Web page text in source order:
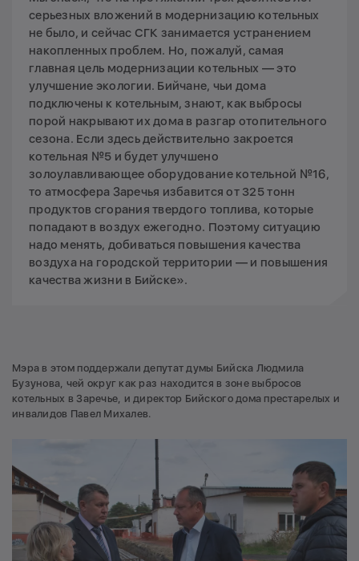
серьезных вложений в модернизацию котельных
не было, и сейчас СГК занимается устранением
накопленных проблем. Но, пожалуй, самая
главная цель модернизации котельных — это
улучшение экологии. Бийчане, чьи дома
подключены к котельным, знают, как выбросы
порой накрывают их дома в разгар отопительного
сезона. Если здесь действительно закроется
котельная №5 и будет улучшено
золоулавливающее оборудование котельной №16,
то атмосфера Заречья избавится от 325 тонн
продуктов сгорания твердого топлива, которые
попадают в воздух ежегодно. Поэтому ситуацию
надо менять, добиваться повышения качества
воздуха на городской территории — и повышения
качества жизни в Бийске».
Мэра в этом поддержали депутат думы Бийска Людмила
Бузунова, чей округ как раз находится в зоне выбросов
котельных в Заречье, и директор Бийского дома престарелых и
инвалидов Павел Михалев.